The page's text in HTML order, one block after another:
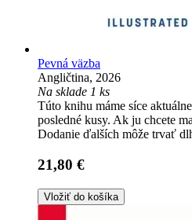
Pevná väzba
Angličtina, 2026
Na sklade 1 ks
Túto knihu máme síce
posledné kusy. Ak ju chcete
Dodanie ďalších môže trvať
21,80 €
Vložiť do košíka